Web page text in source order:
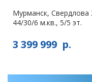
Мурманск, Свердлова
44/30/6 м.кв., 5/5 эт.
3 399 999 р.